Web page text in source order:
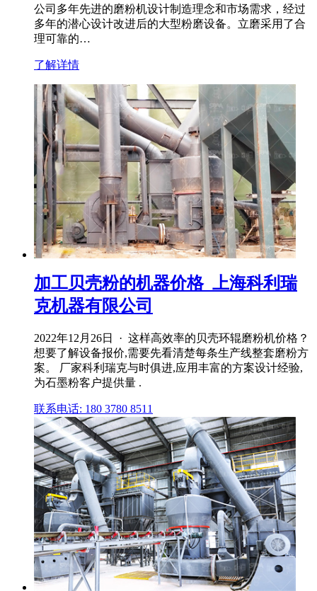
公司多年先进的磨粉机设计制造理念和市场需求，经过
多年的潜心设计改进后的大型粉磨设备。立磨采用了合
理可靠的…
了解详情
加工贝壳粉的机器价格_上海科利瑞
克机器有限公司
2022年12月26日 · 这样高效率的贝壳环辊磨粉机价格？
想要了解设备报价,需要先看清楚每条生产线整套磨粉方
案。 厂家科利瑞克与时俱进,应用丰富的方案设计经验,
为石墨粉客户提供量 .
联系电话: 180 3780 8511